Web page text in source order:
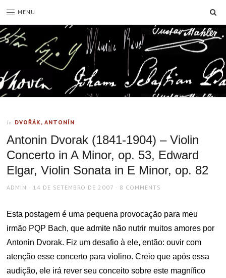
MENU
In DVOŘÁK, ANTONÍN
Antonin Dvorak (1841-1904) – Violin
Concerto in A Minor, op. 53, Edward
Elgar, Violin Sonata in E Minor, op. 82
AUTHOR
ADMIN
POSTED
14 DE SETEMBRO DE 2007 8 COMMENTS
Esta postagem é uma pequena provocação para meu
irmão PQP Bach, que admite não nutrir muitos amores por
Antonin Dvorak. Fiz um desafio à ele, então: ouvir com
atenção esse concerto para violino. Creio que após essa
audição, ele irá rever seu conceito sobre este magnífico